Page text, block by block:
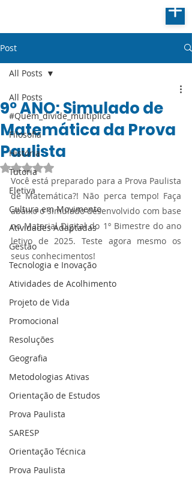
Post
All Posts
#Quem_divide_multiplica
Filosofia
História
Tutoria
Eletiva
Cultura em Movimento
Atividades Adaptadas
Gestão
Tecnologia e Inovação
Atividades de Acolhimento
Projeto de Vida
Promocional
Resoluções
Geografia
Metodologias Ativas
Orientação de Estudos
Prova Paulista
SARESP
Orientação Técnica
Prova Paulista
All Posts
9º ANO: Simulado de
Matemática da Prova
Paulista
Avaliado com NaN de 5 estrelas.
Você está preparado para a Prova Paulista
de Matemática?! Não perca tempo! Faça
abaixo o simulado desenvolvido com base
no Material Digital do 1º Bimestre do ano
letivo de 2025. Teste agora mesmo os
seus conhecimentos!